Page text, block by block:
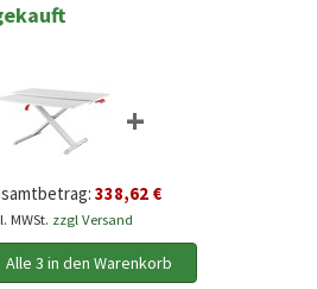
+
338,62 €
MWSt. zzgl Versand
Alle 3 in den Warenkorb